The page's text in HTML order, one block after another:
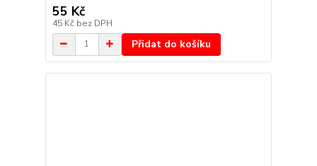
55 Kč
45 Kč bez DPH
Přidat do košíku